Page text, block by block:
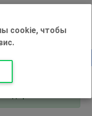
работает по
cookie, чтобы